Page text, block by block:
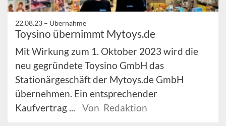
22.08.23 – Übernahme
Toysino übernimmt Mytoys.de
Mit Wirkung zum 1. Oktober 2023 wird die
neu gegründete Toysino GmbH das
Stationärgeschäft der Mytoys.de GmbH
übernehmen. Ein entsprechender
Kaufvertrag ...
Von Redaktion